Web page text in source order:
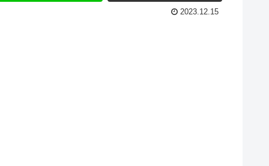
2023.12.15